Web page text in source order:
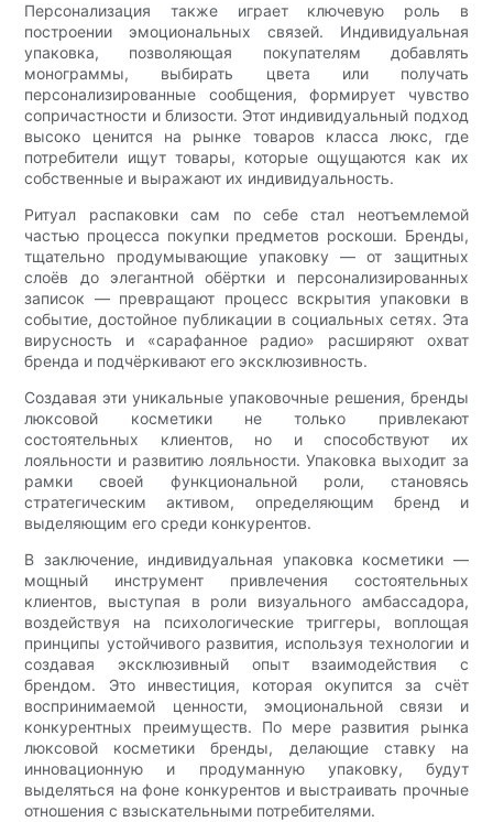
Персонализация также играет ключевую роль в
построении эмоциональных связей. Индивидуальная
упаковка, позволяющая покупателям добавлять
монограммы, выбирать цвета или получать
персонализированные сообщения, формирует чувство
сопричастности и близости. Этот индивидуальный подход
высоко ценится на рынке товаров класса люкс, где
потребители ищут товары, которые ощущаются как их
собственные и выражают их индивидуальность.
Ритуал распаковки сам по себе стал неотъемлемой
частью процесса покупки предметов роскоши. Бренды,
тщательно продумывающие упаковку — от защитных
слоёв до элегантной обёртки и персонализированных
записок — превращают процесс вскрытия упаковки в
событие, достойное публикации в социальных сетях. Эта
вирусность и «сарафанное радио» расширяют охват
бренда и подчёркивают его эксклюзивность.
Создавая эти уникальные упаковочные решения, бренды
люксовой косметики не только привлекают
состоятельных клиентов, но и способствуют их
лояльности и развитию лояльности. Упаковка выходит за
рамки своей функциональной роли, становясь
стратегическим активом, определяющим бренд и
выделяющим его среди конкурентов.
В заключение, индивидуальная упаковка косметики —
мощный инструмент привлечения состоятельных
клиентов, выступая в роли визуального амбассадора,
воздействуя на психологические триггеры, воплощая
принципы устойчивого развития, используя технологии и
создавая эксклюзивный опыт взаимодействия с
брендом. Это инвестиция, которая окупится за счёт
воспринимаемой ценности, эмоциональной связи и
конкурентных преимуществ. По мере развития рынка
люксовой косметики бренды, делающие ставку на
инновационную и продуманную упаковку, будут
выделяться на фоне конкурентов и выстраивать прочные
отношения с взыскательными потребителями.